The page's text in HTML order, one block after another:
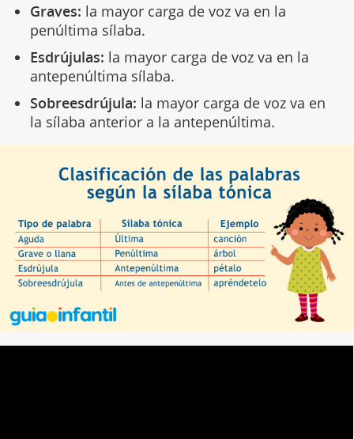
Graves: la mayor carga de voz va en la
penúltima sílaba.
Esdrújulas: la mayor carga de voz va en la
antepenúltima sílaba.
Sobreesdrújula: la mayor carga de voz va en
la sílaba anterior a la antepenúltima.